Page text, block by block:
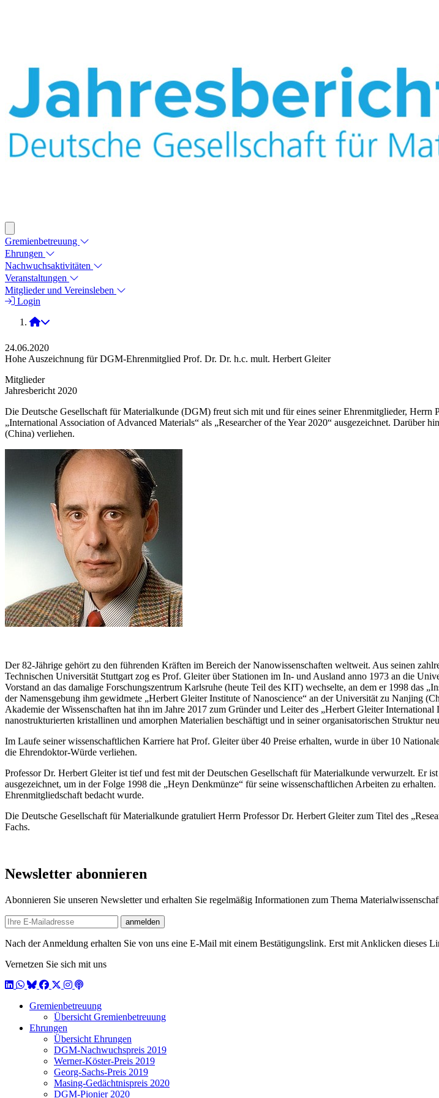
Gremienbetreuung
Ehrungen
Nachwuchsaktivitäten
Veranstaltungen
Mitglieder und Vereinsleben
Login
2020
24.06.2020
Hohe Auszeichnung für DGM-Ehrenmitglied Prof. Dr. Dr. h.c. mult. Herbert Gleiter
Mitglieder
Jahresbericht 2020
Die Deutsche Gesellschaft für Materialkunde (DGM) freut sich mit und für eines seiner Ehrenmitglieder,
„International Association of Advanced Materials“ als „Researcher of the Year 2020“ ausgezeichnet.
(China) verliehen.
Der 82-Jährige gehört zu den führenden Kräften im Bereich der Nanowissenschaften weltweit. Aus seinen
Technischen Universität Stuttgart zog es Prof. Gleiter über Stationen im In- und Ausland anno 1973 an die
Vorstand an das damalige Forschungszentrum Karlsruhe (heute Teil des KIT) wechselte, an dem er 1998 das
der Namensgebung ihm gewidmete „Herbert Gleiter Institute of Nanoscience“ an der Universität zu Nanjing
Akademie der Wissenschaften hat ihn im Jahre 2017 zum Gründer und Leiter des „Herbert Gleiter
nanostrukturierten kristallinen und amorphen Materialien beschäftigt und in seiner organisatorischen Struktur
Im Laufe seiner wissenschaftlichen Karriere hat Prof. Gleiter über 40 Preise erhalten, wurde in über 10
die Ehrendoktor-Würde verliehen.
Professor Dr. Herbert Gleiter ist tief und fest mit der Deutschen Gesellschaft für Materialkunde verwurzelt. Er
ausgezeichnet, um in der Folge 1998 die „Heyn Denkmünze“ für seine wissenschaftlichen Arbeiten zu
Ehrenmitgliedschaft bedacht wurde.
Die Deutsche Gesellschaft für Materialkunde gratuliert Herrn Professor Dr. Herbert Gleiter zum Titel des
Fachs.
Newsletter abonnieren
Abonnieren Sie unseren Newsletter und erhalten Sie regelmäßig Informationen zum Thema
E-mail
anmelden
Nach der Anmeldung erhalten Sie von uns eine E-Mail mit einem Bestätigungslink. Erst mit Anklicken dieses
Vernetzen Sie sich mit uns
LinkedIn
WhatsApp
BlueSky
Facebook
X / Twitter
Instagram
Podcast
Gremienbetreuung
Übersicht Gremienbetreuung
Ehrungen
Übersicht Ehrungen
DGM-Nachwuchspreis 2019
Werner-Köster-Preis 2019
Georg-Sachs-Preis 2019
Masing-Gedächtnispreis 2020
DGM-Pionier 2020